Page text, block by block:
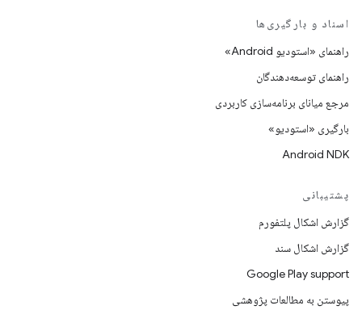
اسناد و بارگیری‌ها
راهنمای «استودیو Android»
راهنمای توسعه‌دهندگان
مرجع میانای برنامه‌سازی کاربردی
بارگیری «استودیو»
Android NDK
پشتیبانی
گزارش اشکال پلتفورم
گزارش اشکال سند
Google Play support
پیوستن به مطالعات پژوهشی